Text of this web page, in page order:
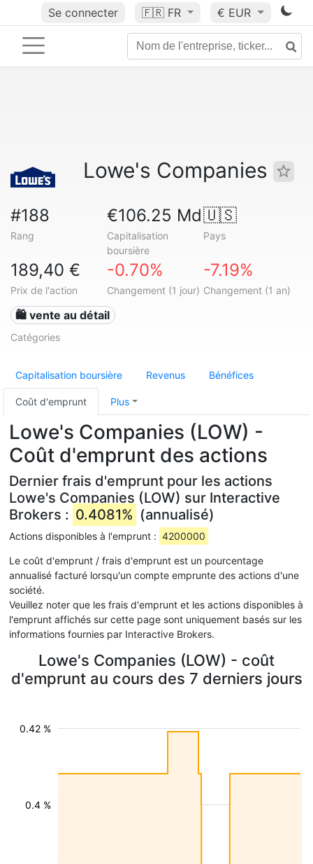
Se connecter 🇫🇷 FR € EUR
Lowe's Companies
#188
Rang
€106.25 Md
Capitalisation
boursière
🇺🇸
Pays
189,40 €
Prix de l'action
-0.70%
Changement (1 jour)
-7.19%
Changement (1 an)
🛍️ vente au détail
Catégories
Capitalisation boursière Revenus Bénéfices
Coût d'emprunt Plus
Lowe's Companies (LOW) -
Coût d'emprunt des actions
Dernier frais d'emprunt pour les actions
Lowe's Companies (LOW) sur Interactive
Brokers : 0.4081% (annualisé)
Actions disponibles à l'emprunt : 4200000
Le coût d'emprunt / frais d'emprunt est un pourcentage
annualisé facturé lorsqu'un compte emprunte des actions d'une
société.
Veuillez noter que les frais d'emprunt et les actions disponibles à
l'emprunt affichés sur cette page sont uniquement basés sur les
informations fournies par Interactive Brokers.
Lowe's Companies (LOW) - coût
d'emprunt au cours des 7 derniers jours
0.4 %
0.42 %